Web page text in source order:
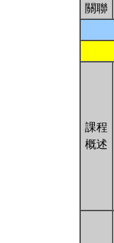
關聯
課程
概述